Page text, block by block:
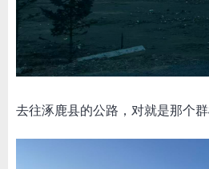
去往涿鹿县的公路，对就是那个群